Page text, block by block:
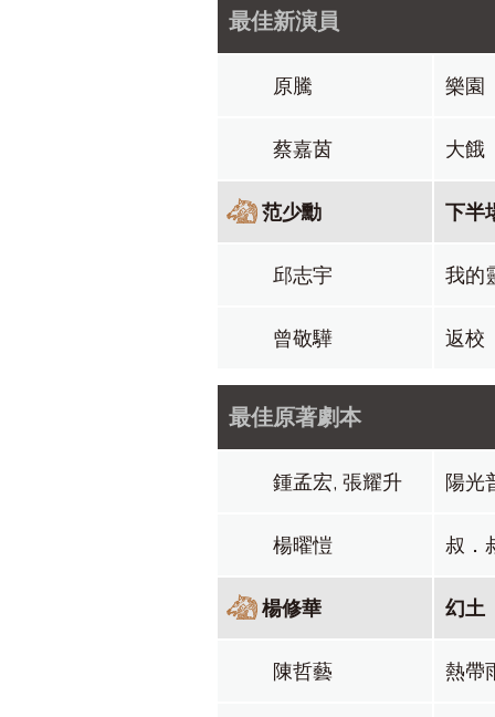
最佳新演員
原騰 樂園
蔡嘉茵 大餓
范少勳 下半
邱志宇 我的
曾敬驊 返校
最佳原著劇本
鍾孟宏, 張耀升 陽光
楊曜愷 叔．
楊修華 幻土
陳哲藝 熱帶